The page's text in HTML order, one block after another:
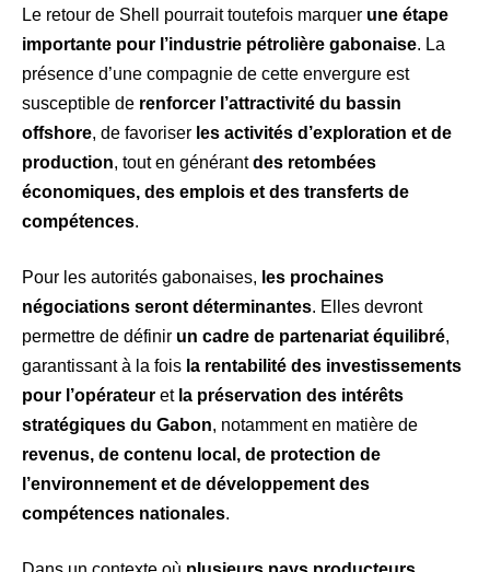
Le retour de Shell pourrait toutefois marquer une étape
importante pour l’industrie pétrolière gabonaise. La
présence d’une compagnie de cette envergure est
susceptible de renforcer l’attractivité du bassin
offshore, de favoriser les activités d’exploration et de
production, tout en générantdes retombées
économiques, des emplois et des transferts de
compétences.
Pour les autorités gabonaises, les prochaines
négociations seront déterminantes. Elles devront
permettre de définir un cadre de partenariat équilibré,
garantissant à la fois la rentabilité des investissements
pour l’opérateur et la préservation des intérêts
stratégiques du Gabon, notamment en matière de
revenus, de contenu local, de protection de
l’environnement et de développement des
compétences nationales.